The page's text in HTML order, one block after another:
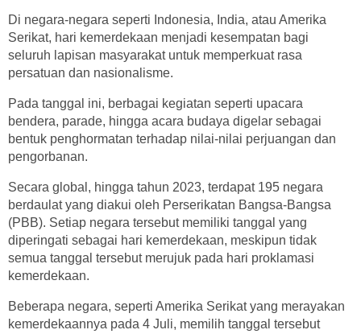
Di negara-negara seperti Indonesia, India, atau Amerika
Serikat, hari kemerdekaan menjadi kesempatan bagi
seluruh lapisan masyarakat untuk memperkuat rasa
persatuan dan nasionalisme.
Pada tanggal ini, berbagai kegiatan seperti upacara
bendera, parade, hingga acara budaya digelar sebagai
bentuk penghormatan terhadap nilai-nilai perjuangan dan
pengorbanan.
Secara global, hingga tahun 2023, terdapat 195 negara
berdaulat yang diakui oleh Perserikatan Bangsa-Bangsa
(PBB). Setiap negara tersebut memiliki tanggal yang
diperingati sebagai hari kemerdekaan, meskipun tidak
semua tanggal tersebut merujuk pada hari proklamasi
kemerdekaan.
Beberapa negara, seperti Amerika Serikat yang merayakan
kemerdekaannya pada 4 Juli, memilih tanggal tersebut